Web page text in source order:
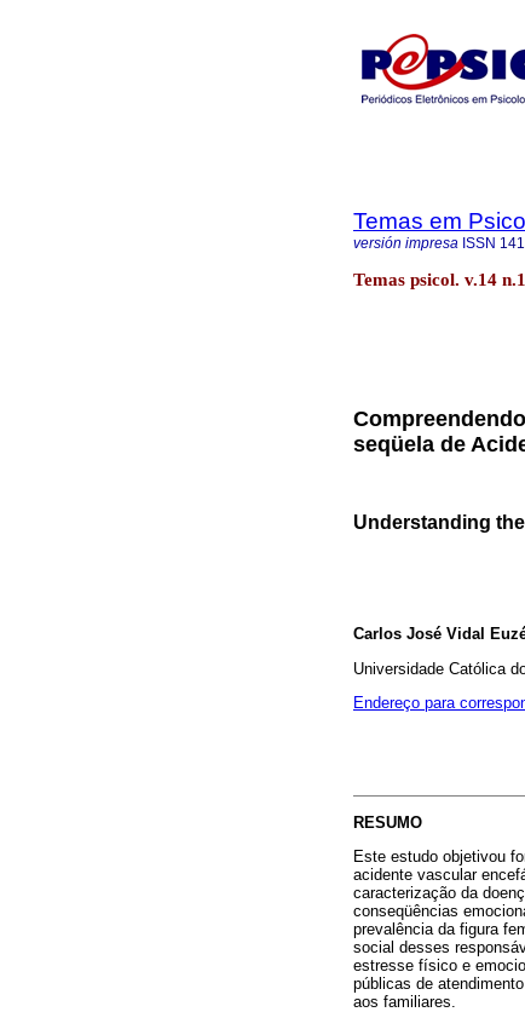
Temas em
versión impresa ISSN
Temas psicol. v.14
seqüela de
Understanding the
Carlos José Vidal
Universidade Católica
Endereço para
RESUMO
Este estudo objetivou
acidente vascular
caracterização da
conseqüências
prevalência da figura
social desses
estresse físico e
públicas de
aos familiares.